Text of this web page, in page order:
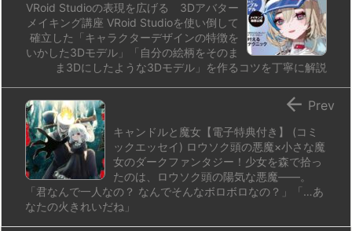
VRoid Studioの表現を広げる 3Dアバター
メイキング講座 VRoid Studioを使い倒して
確立した「キャラクターデザインの特徴を
いかした3Dモデル」「自分の絵柄をそのま
ま3Dにしたような3Dモデル」を作るコツを丁寧に解説
キャンドルと魔女【電子特典付き】 (コミ
ックエッセイ) ロウソク頭の悪魔×小さな魔
女のダークファンタジー！少女を森で拾っ
たのは、ロウソク頭の陽気な悪魔――。
「君なんで一人なの？ なんでそんなボロボロなの？」「…あ
なたの火きれいだね」
 Prev